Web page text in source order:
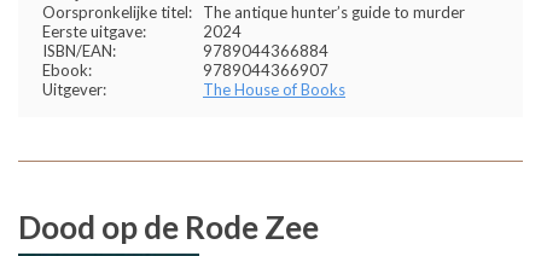
Oorspronkelijke titel:
The antique hunter’s guide to murder
Eerste uitgave:
2024
ISBN/EAN:
9789044366884
Ebook:
9789044366907
Uitgever:
The House of Books
Dood op de Rode Zee